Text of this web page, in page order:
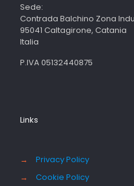
Sede:
Contrada Balchino Zona
95041 Caltagirone, Catania
Italia
P.IVA 05132440875
Links
→
Privacy Policy
→
Cookie Policy